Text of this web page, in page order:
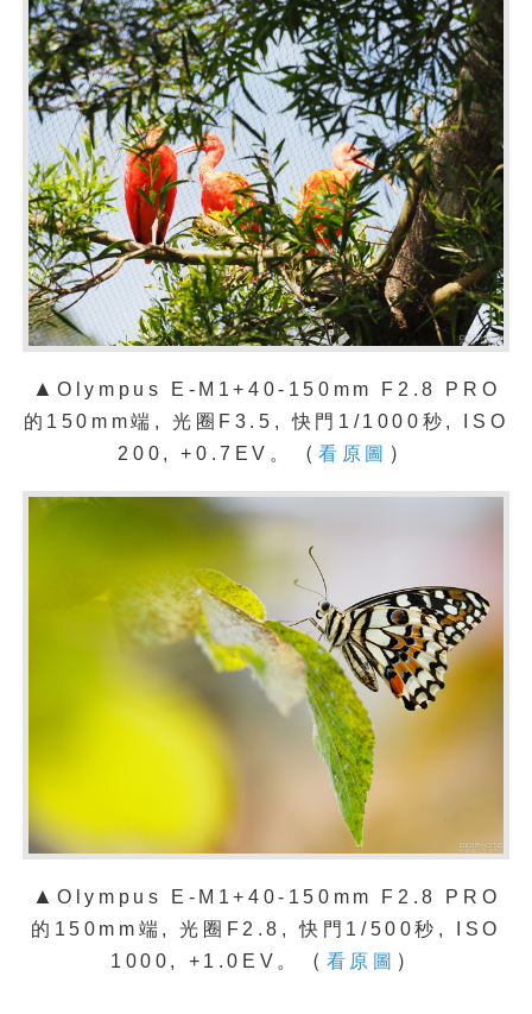
▲Olympus E-M1+40-150mm F2.8 PRO
的150mm端, 光圈F3.5, 快門1/1000秒, ISO
200, +0.7EV。
（看原圖 ）
▲Olympus E-M1+40-150mm F2.8 PRO
的150mm端, 光圈F2.8, 快門1/500秒, ISO
1000, +1.0EV。
（ 看原圖 ）